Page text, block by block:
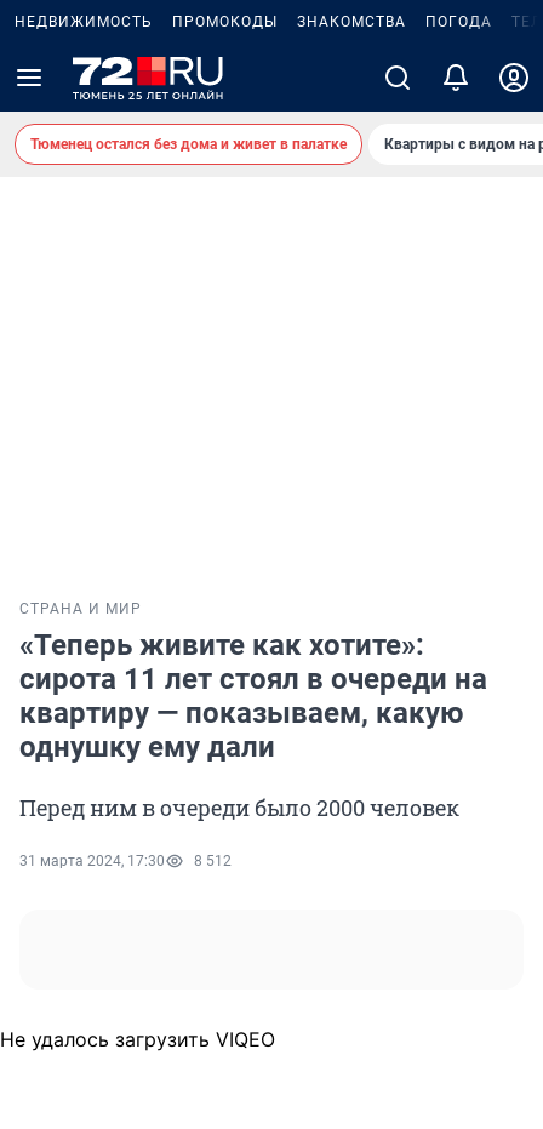
НЕДВИЖИМОСТЬ ПРОМОКОДЫ ЗНАКОМСТВА ПОГОДА
Тюменец остался без дома и живет в палатке Квартиры с видом на
СТРАНА И МИР
«Теперь живите как хотите»:
сирота 11 лет стоял в очереди на
квартиру — показываем, какую
однушку ему дали
Перед ним в очереди было 2000 человек
31 марта 2024, 17:30 8 512
Не удалось загрузить VIQEO